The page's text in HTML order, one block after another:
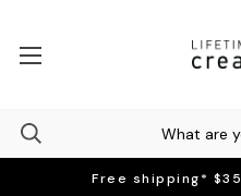
Free shipping*